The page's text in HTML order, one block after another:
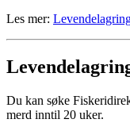
Les mer:
Du kan søke
merd inntil 20 uker.